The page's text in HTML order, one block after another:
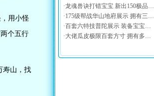
用小怪
个五行
寿山，找
·龙魂兽诀打错宝宝 新出150极品…
·175级帮战华山地府展示 拥有三…
·百套六特技普陀展示 装备宝宝…
·大佬瓜皮极限百套方寸 拥有多…